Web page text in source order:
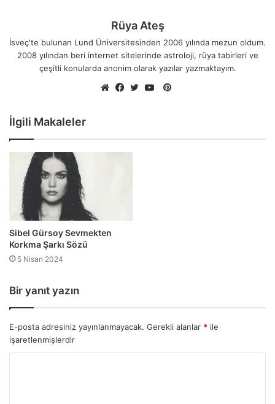
Rüya Ateş
İsveç'te bulunan Lund Üniversitesinden 2006 yılında mezun oldum.
2008 yılından beri internet sitelerinde astroloji, rüya tabirleri ve
çeşitli konularda anonim olarak yazılar yazmaktayım.
Pinterest
İlgili Makaleler
Sibel Gürsoy Sevmekten
Korkma Şarkı Sözü
5 Nisan 2024
Bir yanıt yazın
E-posta adresiniz yayınlanmayacak. Gerekli alanlar * ile
işaretlenmişlerdir